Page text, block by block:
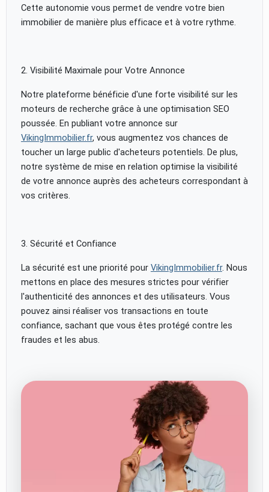
Cette autonomie vous permet de vendre votre bien
immobilier de manière plus efficace et à votre rythme.
2. Visibilité Maximale pour Votre Annonce
Notre plateforme bénéficie d'une forte visibilité sur les
moteurs de recherche grâce à une optimisation SEO
poussée. En publiant votre annonce sur
VikingImmobilier.fr, vous augmentez vos chances de
toucher un large public d'acheteurs potentiels. De plus,
notre système de mise en relation optimise la visibilité
de votre annonce auprès des acheteurs correspondant à
vos critères.
3. Sécurité et Confiance
La sécurité est une priorité pour VikingImmobilier.fr. Nous
mettons en place des mesures strictes pour vérifier
l'authenticité des annonces et des utilisateurs. Vous
pouvez ainsi réaliser vos transactions en toute
confiance, sachant que vous êtes protégé contre les
fraudes et les abus.